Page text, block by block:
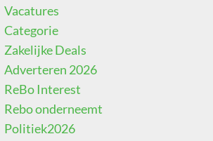
Vacatures
Categorie
Zakelijke Deals
Adverteren 2026
ReBo Interest
Rebo onderneemt
Politiek2026